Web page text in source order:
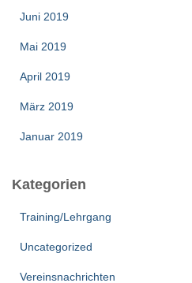
Juni 2019
Mai 2019
April 2019
März 2019
Januar 2019
Kategorien
Training/Lehrgang
Uncategorized
Vereinsnachrichten